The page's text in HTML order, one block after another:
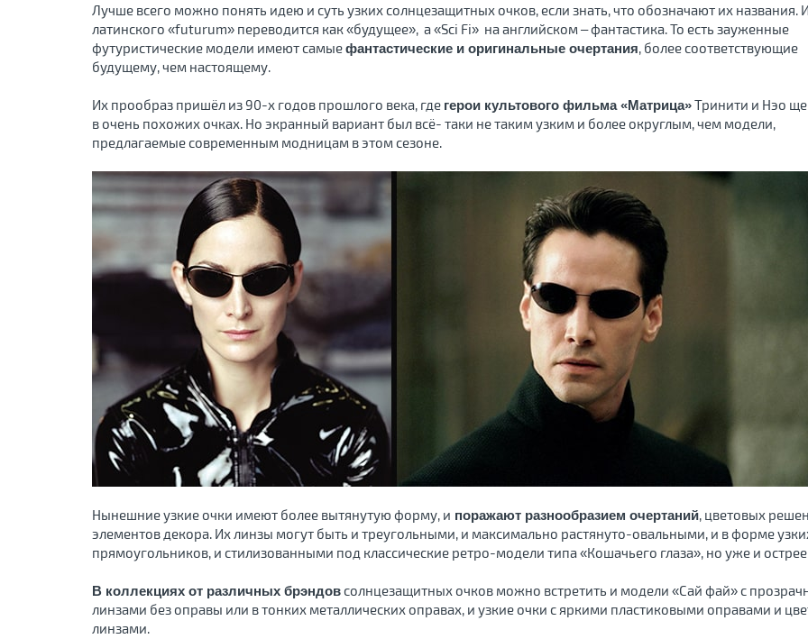
Лучше всего можно понять идею и суть узких солнцезащитных очков, если знать, что обозначают их названия.
латинского «futurum» переводится как «будущее», а «Sci Fi» на английском – фантастика. То есть зауженные
футуристические модели имеют самыефантастические и оригинальные очертания, более соответствующие
будущему, чем настоящему.
Их прообраз пришёл из 90-х годов прошлого века, где герои культового фильма «Матрица»Тринити и Нэо
в очень похожих очках. Но экранный вариант был всё- таки не таким узким и более округлым, чем модели,
предлагаемые современным модницам в этом сезоне.
Нынешние узкие очки имеют более вытянутую форму, и поражают разнообразием очертаний, цветовых
элементов декора. Их линзы могут быть и треугольными, и максимально растянуто-овальными, и в форме
прямоугольников, и стилизованными под классические ретро-модели типа «Кошачьего глаза», но уже и
В коллекциях от различных брэндовсолнцезащитных очков можно встретить и модели «Сай фай» с
линзами без оправы или в тонких металлических оправах, и узкие очки с яркими пластиковыми оправами и
линзами.